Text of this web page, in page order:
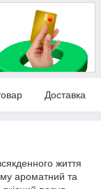
Доставка
життя
ароматний та